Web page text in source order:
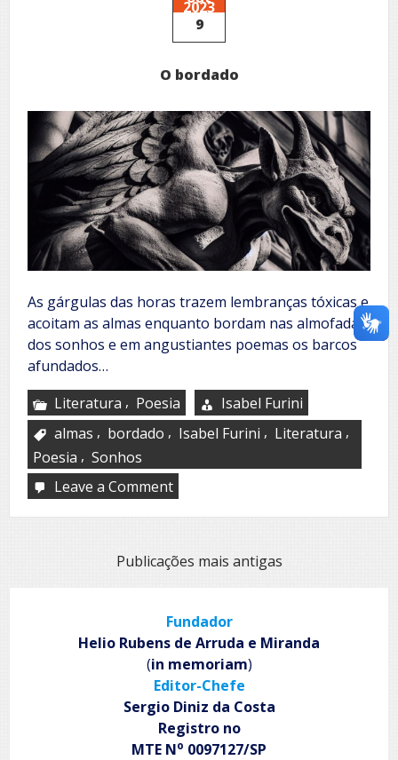
eternidade
2023
9
O bordado
As gárgulas das horas trazem lembranças tóxicas e
acoitam as almas enquanto bordam nas almofadas
dos sonhos e em angustiantes poemas os barcos
afundados…
Literatura , Poesia
Isabel Furini
almas , bordado , Isabel Furini , Literatura ,
Poesia , Sonhos
Leave a Commenton
bordado
NavegaçãoPublicações mais antigas
Fundador
Helio Rubens de Arruda e Miranda
(in memoriam)
Editor-Chefe
Sergio Diniz da Costa
Registro no
MTE No 0097127/SP